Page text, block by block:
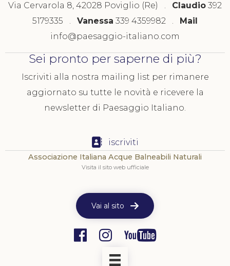
Via Cervarola 8, 42028 Poviglio (Re) . Claudio 392
5179335 . Vanessa 339 4359982 . Mail
info@paesaggio-italiano.com
Sei pronto per saperne di più?
Iscriviti alla nostra mailing list per rimanere
aggiornato su tutte le novità e ricevere la
newsletter di Paesaggio Italiano.
iscriviti
Associazione Italiana Acque Balneabili Naturali
Visita il sito web ufficiale
Vai al sito